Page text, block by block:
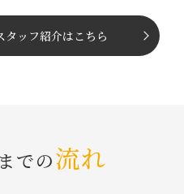
タッフ紹介はこちら
での流れ